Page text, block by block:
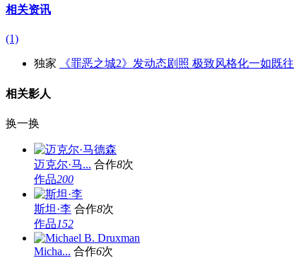
相关资讯
(1)
独家 《罪恶之城2》发动态剧照 极致风格化一如既往
相关影人
换一换
迈克尔·马... 合作8次
作品200
斯坦·李 合作8次
作品152
Micha... 合作6次